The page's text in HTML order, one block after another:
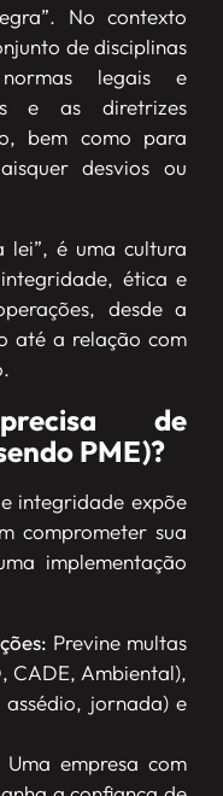
No contexto
de disciplinas
legais e
e as diretrizes
bem como para
desvios ou
lei”, é uma cultura
ética e
desde a
até a relação com
de
PME)?
integridade expõe
comprometer sua
implementação
Previne multas
CADE, Ambiental),
assédio, jornada) e
Uma empresa com